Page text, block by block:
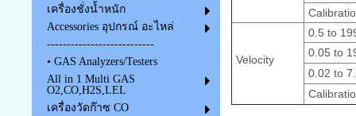
เครื่องชั่งน้ำหนัก
Accessories อุปกรณ์ อะไหล่
---------------------------
• GAS Analyzers/Testers
All in 1 Multi GAS
O2,CO,H2S,LEL
เครื่องวัดก๊าซ CO
Velocity
0.5 to
0.05 to
0.02 to